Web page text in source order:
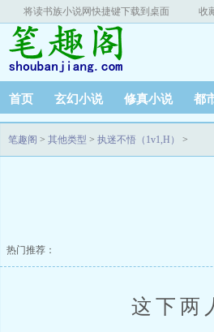
将读书族小说网快捷键下载到桌面 收
首页 玄幻小说 修真小说 都
笔趣阁 > 其他类型 > 执迷不悟（1v1,H） >
热门推荐：
这下两人